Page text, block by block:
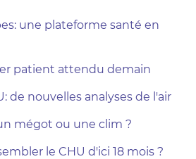
une plateforme santé en
patient attendu demain
de nouvelles analyses de l'air
mégot ou une clim ?
le CHU d'ici 18 mois ?